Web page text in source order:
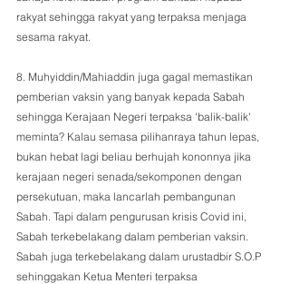
rakyat sehingga rakyat yang terpaksa menjaga
sesama rakyat.
8. Muhyiddin/Mahiaddin juga gagal memastikan
pemberian vaksin yang banyak kepada Sabah
sehingga Kerajaan Negeri terpaksa 'balik-balik'
meminta? Kalau semasa pilihanraya tahun lepas,
bukan hebat lagi beliau berhujah kononnya jika
kerajaan negeri senada/sekomponen dengan
persekutuan, maka lancarlah pembangunan
Sabah. Tapi dalam pengurusan krisis Covid ini,
Sabah terkebelakang dalam pemberian vaksin.
Sabah juga terkebelakang dalam urustadbir S.O.P
sehinggakan Ketua Menteri terpaksa